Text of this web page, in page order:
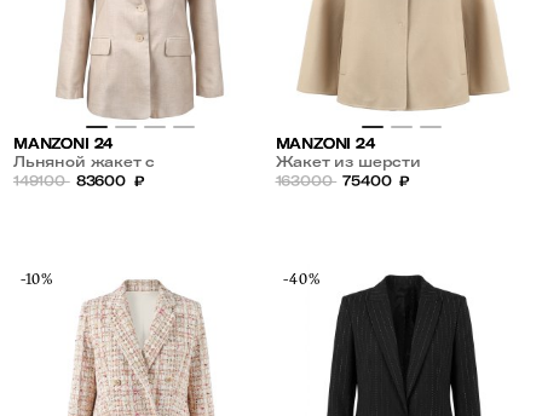
MANZONI 24
Льняной жакет с
добавлением шерсти и шелка
149100 83600 ₽
MANZONI 24
Жакет из шерсти
163000 75400 ₽
-10% -40%